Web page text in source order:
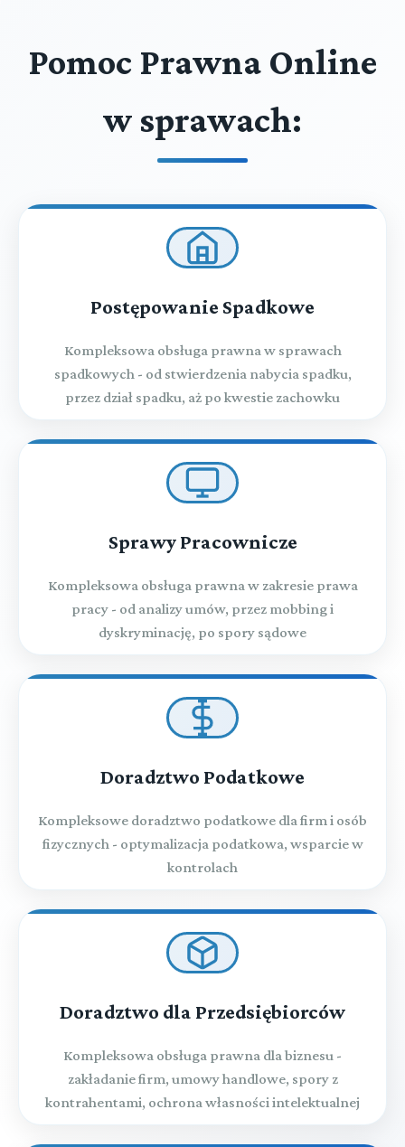
Pomoc Prawna Online
w sprawach:
Postępowanie Spadkowe
Kompleksowa obsługa prawna w sprawach
spadkowych - od stwierdzenia nabycia spadku,
przez dział spadku, aż po kwestie zachowku
Sprawy Pracownicze
Kompleksowa obsługa prawna w zakresie prawa
pracy - od analizy umów, przez mobbing i
dyskryminację, po spory sądowe
Doradztwo Podatkowe
Kompleksowe doradztwo podatkowe dla firm i osób
fizycznych - optymalizacja podatkowa, wsparcie w
kontrolach
Doradztwo dla Przedsiębiorców
Kompleksowa obsługa prawna dla biznesu -
zakładanie firm, umowy handlowe, spory z
kontrahentami, ochrona własności intelektualnej